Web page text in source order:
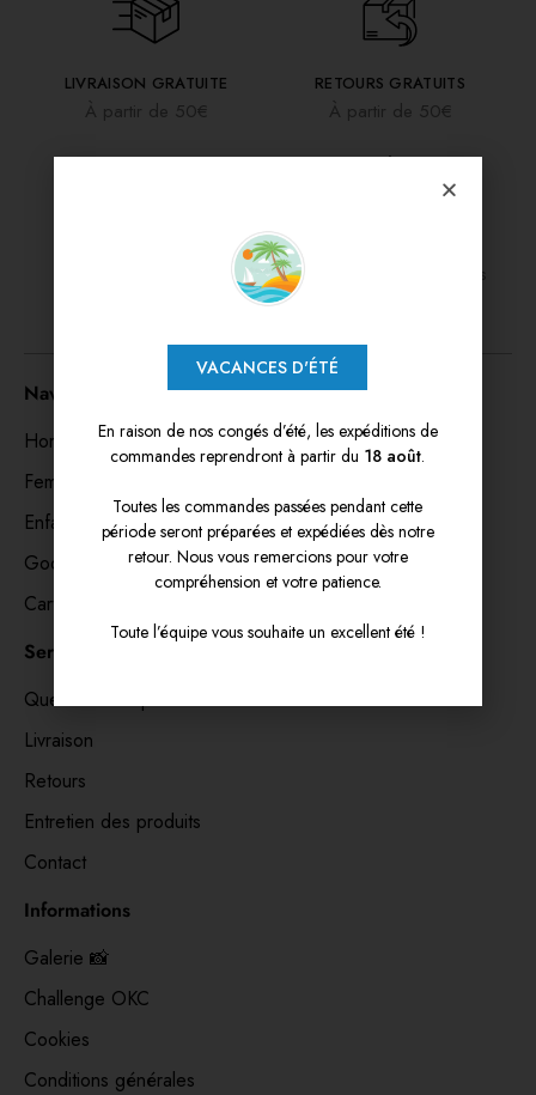
LIVRAISON GRATUITE
À partir de 50€
RETOURS GRATUITS
À partir de 50€
Nos vêtements son testés
Navigation
Hommes
Femmes
Enfants
Goodies & accessoires
Cartes cadeaux 🎁
Service clients
Questions fréquentes
Livraison
Retours
Entretien des produits
Contact
Informations
Galerie 📸
Challenge OKC
Cookies
Conditions générales
VACANCES D'ÉTÉ
En raison de nos congés d’été, les expéditions de
commandes reprendront à partir du 18 août.
Toutes les commandes passées pendant cette
période seront préparées et expédiées dès notre
retour. Nous vous remercions pour votre
compréhension et votre patience.
Toute l’équipe vous souhaite un excellent été !